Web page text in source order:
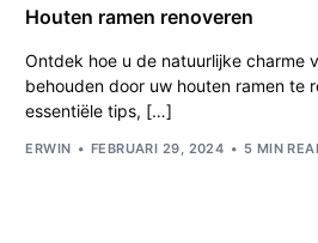
Houten ramen renoveren
Ontdek hoe u de natuurlijke charme
behouden door uw houten ramen te
essentiële tips, […]
ERWIN FEBRUARI 29, 2024 5 MIN